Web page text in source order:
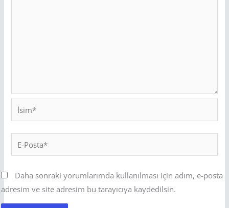
İsim*
Posta*
Daha sonraki yorumlarımda kullanılması için adım, e-posta
adresim ve site adresim bu tarayıcıya kaydedilsin.